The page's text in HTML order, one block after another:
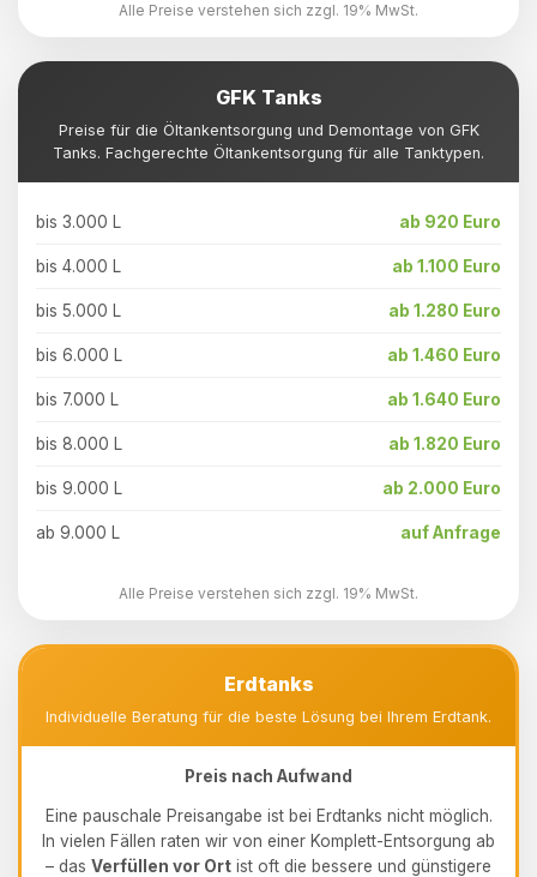
Alle Preise verstehen sich zzgl. 19% MwSt.
GFK Tanks
Preise für die Öltankentsorgung und Demontage von GFK
Tanks. Fachgerechte Öltankentsorgung für alle Tanktypen.
bis 3.000 L ab 920 Euro
bis 4.000 L ab 1.100 Euro
bis 5.000 L ab 1.280 Euro
bis 6.000 L ab 1.460 Euro
bis 7.000 L ab 1.640 Euro
bis 8.000 L ab 1.820 Euro
bis 9.000 L ab 2.000 Euro
ab 9.000 L auf Anfrage
Alle Preise verstehen sich zzgl. 19% MwSt.
Erdtanks
Individuelle Beratung für die beste Lösung bei Ihrem Erdtank.
Preis nach Aufwand
Eine pauschale Preisangabe ist bei Erdtanks nicht möglich.
In vielen Fällen raten wir von einer Komplett-Entsorgung ab
– das Verfüllen vor Ort ist oft die bessere und günstigere